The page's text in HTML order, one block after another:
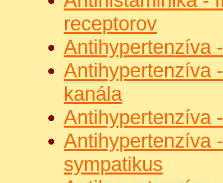
receptorov
Antihypertenzíva
Antihypertenzíva
kanála
Antihypertenzíva
Antihypertenzíva
sympatikus